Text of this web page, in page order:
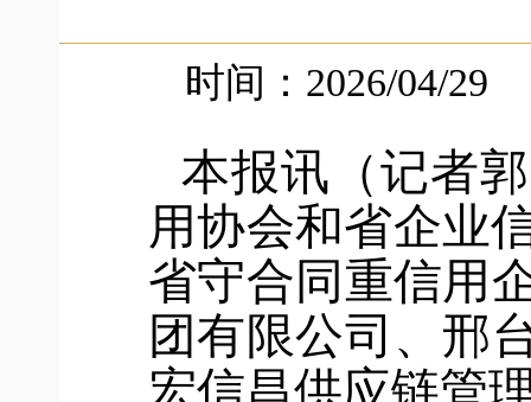
时间：2026/04/29
本报讯（记者
用协会和省企业
省守合同重信用
团有限公司、邢
宏信昌供应链管